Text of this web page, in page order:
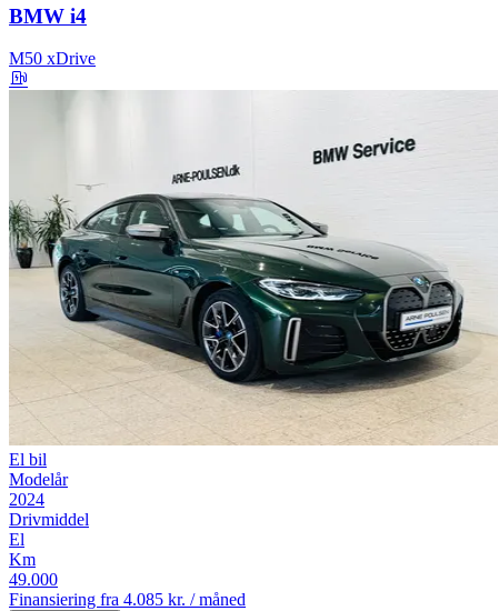
BMW i4
M50 xDrive
El bil
Modelår
2024
Drivmiddel
El
Km
49.000
Finansiering fra 4.085 kr. / måned